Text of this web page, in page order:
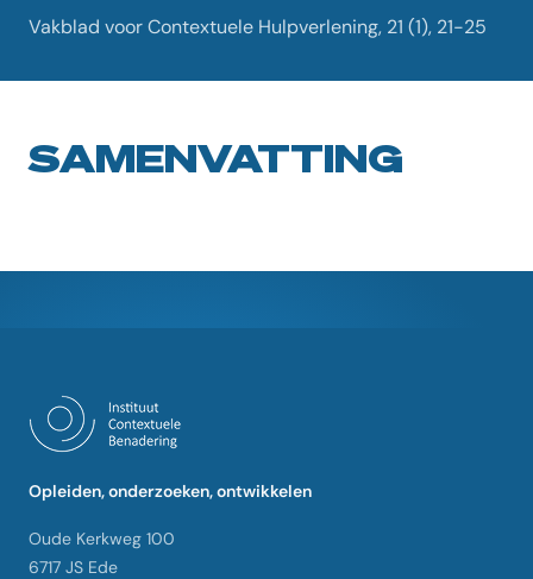
Vakblad voor Contextuele Hulpverlening, 21 (1), 21-25
SAMENVATTING
Opleiden, onderzoeken, ontwikkelen
Oude Kerkweg 100
6717 JS Ede